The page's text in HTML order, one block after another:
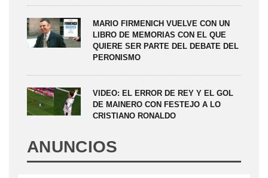
MARIO FIRMENICH VUELVE CON UN
LIBRO DE MEMORIAS CON EL QUE
QUIERE SER PARTE DEL DEBATE DEL
PERONISMO
VIDEO: EL ERROR DE REY Y EL GOL
DE MAINERO CON FESTEJO A LO
CRISTIANO RONALDO
ANUNCIOS